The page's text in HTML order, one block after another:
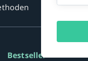
Bestseller